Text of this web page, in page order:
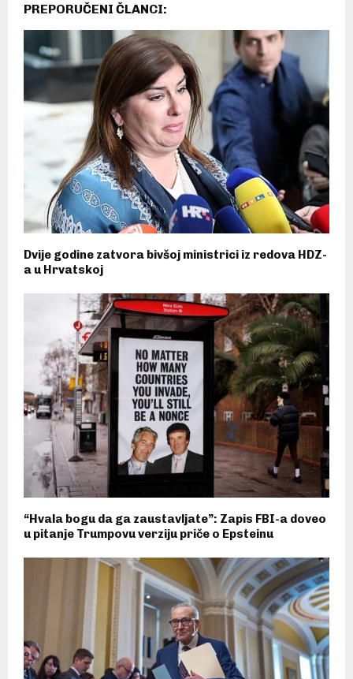
PREPORUČENI ČLANCI:
Dvije godine zatvora bivšoj ministrici iz redova HDZ-
a u Hrvatskoj
“Hvala bogu da ga zaustavljate”: Zapis FBI-a doveo
u pitanje Trumpovu verziju priče o Epsteinu